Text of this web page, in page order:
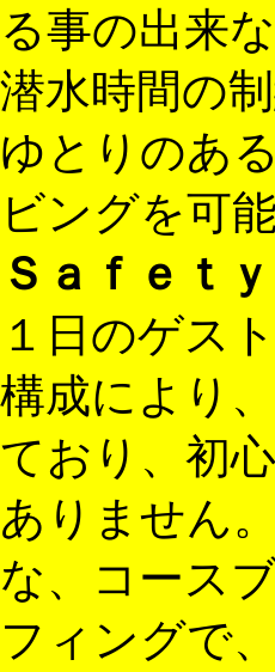
る事の出来
潜水時間の
ゆとりのあ
ビングを可
Ｓａｆｅｔ
１日のゲス
構成により
ており、初
ありません
な、コース
フィングで